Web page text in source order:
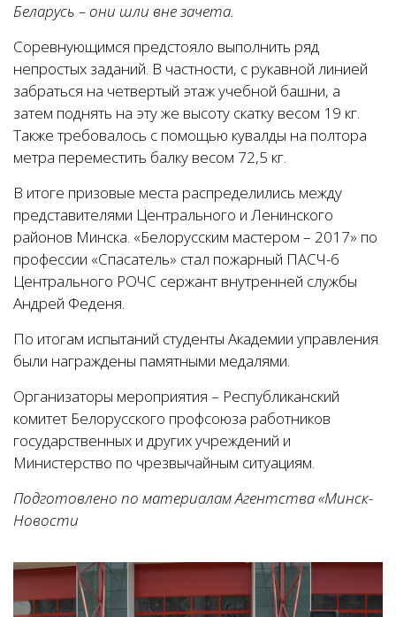
Беларусь – они шли вне зачета.
Соревнующимся предстояло выполнить ряд
непростых заданий. В частности, с рукавной линией
забраться на четвертый этаж учебной башни, а
затем поднять на эту же высоту скатку весом 19 кг.
Также требовалось с помощью кувалды на полтора
метра переместить балку весом 72,5 кг.
В итоге призовые места распределились между
представителями Центрального и Ленинского
районов Минска. «Белорусским мастером – 2017» по
профессии «Спасатель» стал пожарный ПАСЧ-6
Центрального РОЧС сержант внутренней службы
Андрей Феденя.
По итогам испытаний студенты Академии управления
были награждены памятными медалями.
Организаторы мероприятия – Республиканский
комитет Белорусского профсоюза работников
государственных и других учреждений и
Министерство по чрезвычайным ситуациям.
Подготовлено по материалам Агентства «Минск-
Новости